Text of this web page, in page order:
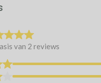
van 2 reviews